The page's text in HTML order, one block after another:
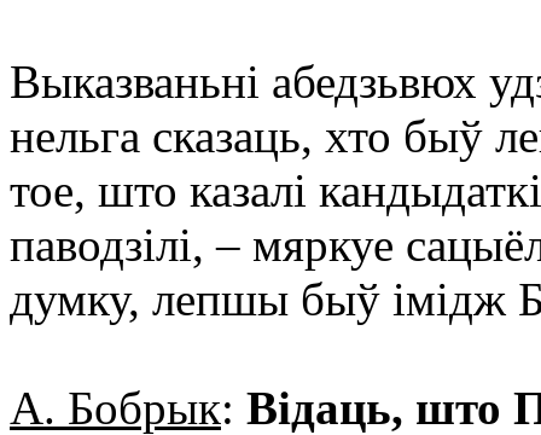
Выказваньні абедзьвюх
нельга сказаць, хто быў
тое, што казалі
паводзілі, – мяркуе
думку, лепшы быў імідж
А. Бобрык: Відаць, што